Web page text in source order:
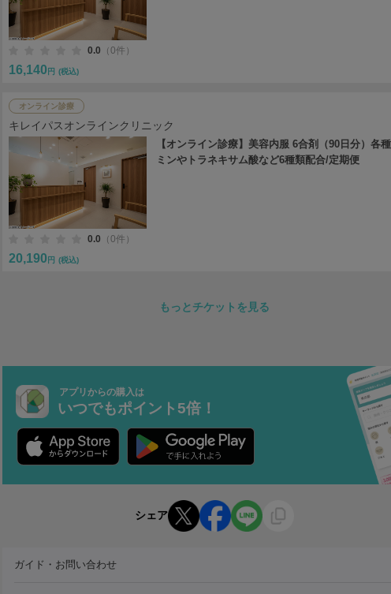
0.0 （0件）
16,140 円 (税込)
オンライン診療
キレイパスオンラインクリニック
【オンライン診療】美容内服 6合剤（90日分）各
ミンやトラネキサム酸など6種類配合/定期便
0.0 （0件）
20,190 円 (税込)
もっとチケットを見る
アプリからの購入は
いつでもポイント5倍！
シェア
ガイド・お問い合わせ